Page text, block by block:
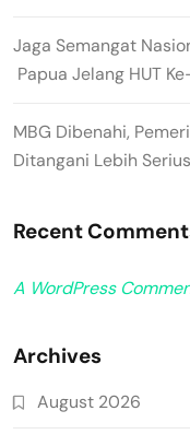
Jaga Semangat
Papua Jelang HUT
MBG Dibenahi,
Ditangani Lebih Serius
Recent
A WordPress
Archives
August 2026